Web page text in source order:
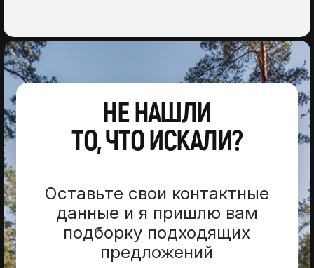
НЕ НАШЛИ
ТО, ЧТО ИСКАЛИ?
Оставьте свои контактные
данные и я пришлю вам
подборку подходящих
предложений